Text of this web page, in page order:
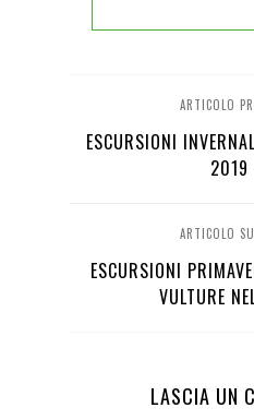
ARTICOLO
ESCURSIONI
ARTICOLO
ESCURSIONI
VULTURE
LASCIA UN